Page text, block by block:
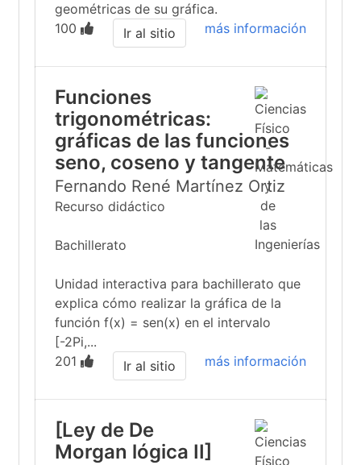
geométricas de su gráfica.
100
más información
Ir al sitio
Funciones
trigonométricas:
gráficas de las funciones
seno, coseno y tangente
Fernando René Martínez Ortiz
Recurso didáctico
Bachillerato
Unidad interactiva para bachillerato que
explica cómo realizar la gráfica de la
función f(x) = sen(x) en el intervalo
[-2Pi,...
201
más información
Ir al sitio
[Ley de De
Morgan lógica II]